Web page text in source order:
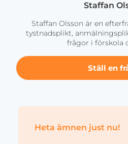
Staffan
Staffan Olsson är en
tystnadsplikt,
frågor i förskola
Ställ en
Heta ämnen just nu!